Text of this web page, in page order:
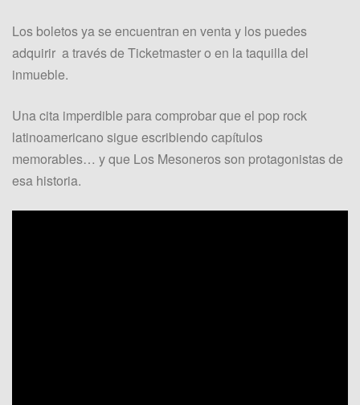
Los boletos ya se encuentran en venta y los puedes
adquirir a través de Ticketmaster o en la taquilla del
inmueble.
Una cita imperdible para comprobar que el pop rock
latinoamericano sigue escribiendo capítulos
memorables… y que Los Mesoneros son protagonistas de
esa historia.